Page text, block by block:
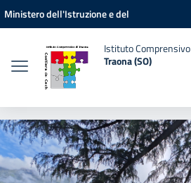
Vai ai contenuti
Vai al menu di navigazione
Vai al footer
Ministero dell'Istruzione e del
Istituto Comprensivo
Traona (SO)